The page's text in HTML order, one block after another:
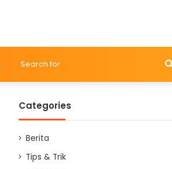
Categories
Berita
Tips & Trik